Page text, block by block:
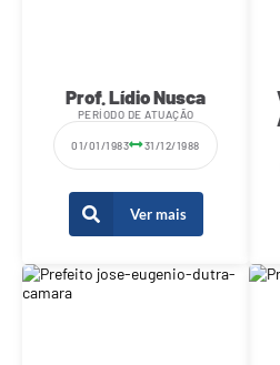
Prof. Lídio Nusca
PERÍODO DE ATUAÇÃO
01/01/1983 31/12/1988
Ver mais